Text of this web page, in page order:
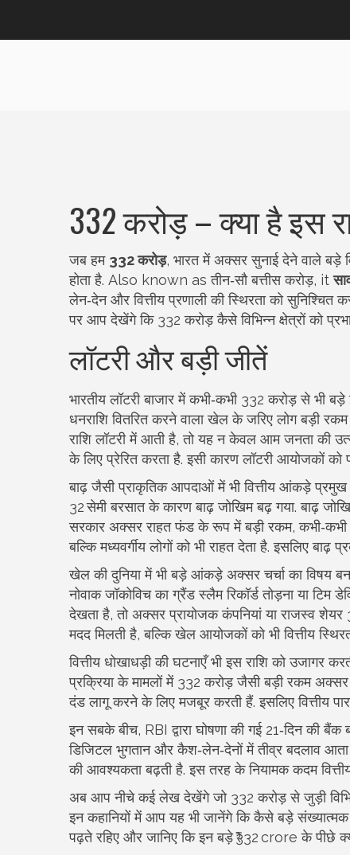
332 करोड़ – क्या है इस
जब हम 332 करोड़, भारत में अक्सर सुनाई देने वाले बड़े
होता है. Also known asतीन‑सौ बत्तीस करोड़, it
लेन‑देन और वित्तीय प्रणाली की स्थिरता को सुनिश्चित
पर आप देखेंगे कि 332 करोड़ कैसे विभिन्न क्षेत्रों को
लॉटरी और बड़ी जीतें
भारतीय लॉटरी बाजार में कभी‑कभी 332 करोड़ से भी
धनराशि वितरित करने वाला खेलके जरिए लोग बड़ी
राशि लॉटरी में आती है, तो यह न केवल आम जनता की
के लिए प्रेरित करता है. इसी कारण लॉटरी आयोजकों को
बाढ़ जैसी प्राकृतिक आपदाओं में भी वित्तीय आंकड़े प्रमुख
32 सेमी बरसात के कारण बाढ़ जोखिम बढ़ गया.बाढ़
सरकार अक्सर राहत फंड के रूप में बड़ी रकम,
बल्कि मध्यवर्गीय लोगों को भी राहत देता है. इसलिए
खेल की दुनिया में भी बड़े आंकड़े अक्सर चर्चा का विषय
नोवाक जॉकोविच का ग्रैंड स्लैम रिकॉर्ड तोड़ना या
देखता है, तो अक्सर प्रायोजक कंपनियां या राजस्व
मदद मिलती है, बल्कि खेल आयोजकों को भी वित्तीय
वित्तीय धोखाधड़ी की घटनाएँ भी इस राशि को उजागर
प्रक्रियाके मामलों में 332 करोड़ जैसी बड़ी रकम अक्सर
दंड लागू करने के लिए मजबूर करती हैं. इसलिए वित्तीय
इन सबके बीच, RBI द्वारा घोषणा की गई 21‑दिन की
डिजिटल भुगतान और कैश‑लेन‑देनों में तीव्र बदलाव
की आवश्यकता बढ़ती है. इस तरह के नियामक कदम
अब आप नीचे कई लेख देखेंगे जो 332 करोड़ से जुड़ी
इन कहानियों में आप यह भी जानेंगे कि कैसे बड़े
पढ़ते रहिए और जानिए कि इन बड़े ₹332 crore के पीछे